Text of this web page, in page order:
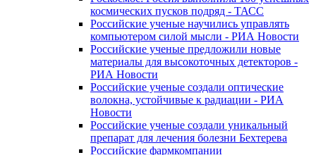
космических пусков подряд - ТАСС
Российские ученые научились управлять
компьютером силой мысли - РИА Новости
Российские ученые предложили новые
материалы для высокоточных детекторов -
РИА Новости
Российские ученые создали оптические
волокна, устойчивые к радиации - РИА
Новости
Российские ученые создали уникальный
препарат для лечения болезни Бехтерева
Российские фармкомпании